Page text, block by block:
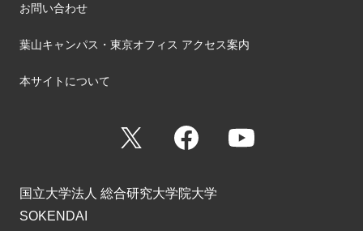
お問い合わせ
葉山キャンパス・東京オフィス アクセス案内
本サイトについて
Facebook
国立大学法人 総合研究大学院大学
SOKENDAI